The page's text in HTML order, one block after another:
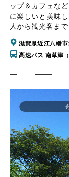
ップ＆カフェな
に楽しいと美味
人から観光客ま
滋賀県近江八幡
高速バス 南草津